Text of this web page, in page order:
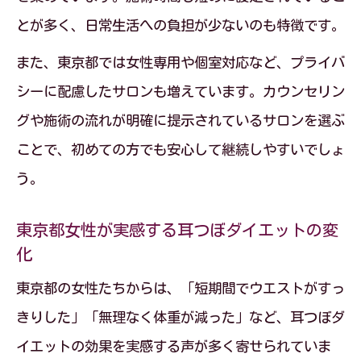
とが多く、日常生活への負担が少ないのも特徴です。
また、東京都では女性専用や個室対応など、プライバ
シーに配慮したサロンも増えています。カウンセリン
グや施術の流れが明確に提示されているサロンを選ぶ
ことで、初めての方でも安心して継続しやすいでしょ
う。
東京都女性が実感する耳つぼダイエットの変
化
東京都の女性たちからは、「短期間でウエストがすっ
きりした」「無理なく体重が減った」など、耳つぼダ
イエットの効果を実感する声が多く寄せられていま